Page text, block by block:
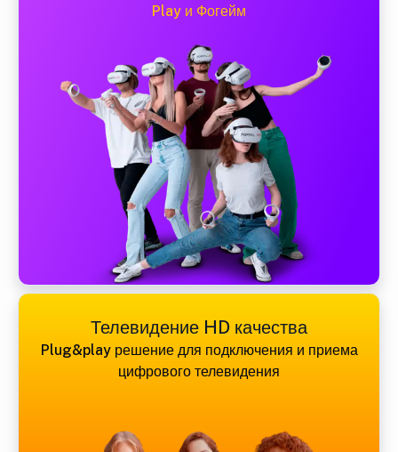
Play и Фогейм
Телевидение HD качества
Plug&play решение для подключения и приема
цифрового телевидения